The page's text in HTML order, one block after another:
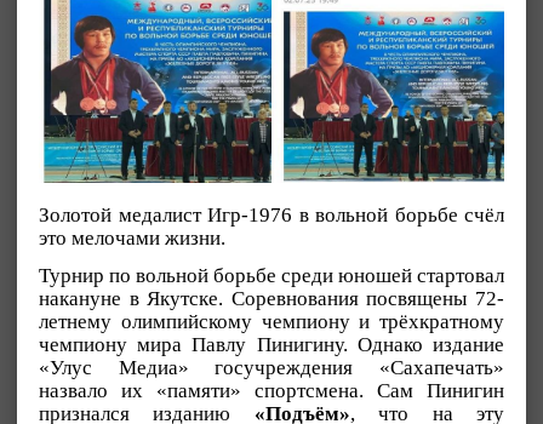
Золотой медалист Игр-1976 в вольной борьбе счёл
это мелочами жизни.
Турнир по вольной борьбе среди юношей стартовал
накануне в Якутске. Соревнования посвящены 72-
летнему олимпийскому чемпиону и трёхкратному
чемпиону мира Павлу Пинигину. Однако издание
«Улус Медиа» госучреждения «Сахапечать»
назвало их «памяти» спортсмена. Сам Пинигин
признался изданию «Подъём», что на эту